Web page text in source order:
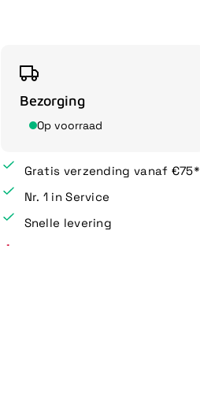
Bezorging
Op voorraad
Gratis verzending vanaf €75*
Nr. 1 in Service
Snelle levering